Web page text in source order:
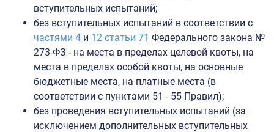
вступительных испытаний;
без вступительных испытаний в соответствии с
частями 4 и 12 статьи 71 Федерального закона №
273-ФЗ - на места в пределах целевой квоты, на
места в пределах особой квоты, на основные
бюджетные места, на платные места (в
соответствии с пунктами 51 - 55 Правил);
без проведения вступительных испытаний (за
исключением дополнительных вступительных